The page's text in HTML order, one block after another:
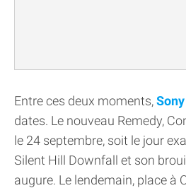
Entre ces deux moments,Sony
dates. Le nouveau Remedy,
le 24 septembre, soit le jour
Silent Hill Downfall et son
augure. Le lendemain, place à